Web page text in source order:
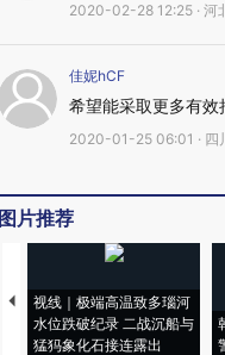
2020-02-28 12:25 · 河
佳妮hCF
希望能采取更多有效
2020-01-25 06:01 · 四
图片推荐
视线｜极端高温致多瑙河
水位跌破纪录 二战沉船与
猛犸象化石接连露出